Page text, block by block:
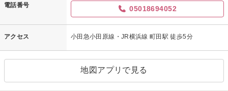
電話番号 05018694052
アクセス 小田急小田原線・JR横浜線 町田駅 徒歩5分
地図アプリで見る